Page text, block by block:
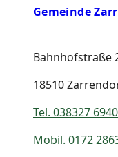
Gemeinde
Bahnhofstraße
18510
Tel. 038327
Mobil. 0172